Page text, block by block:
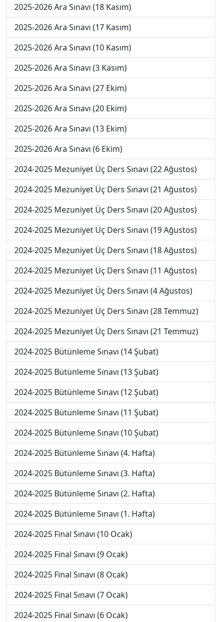
2025-2026 Ara Sınavı (18 Kasım)
2025-2026 Ara Sınavı (17 Kasım)
2025-2026 Ara Sınavı (10 Kasım)
2025-2026 Ara Sınavı (3 Kasım)
2025-2026 Ara Sınavı (27 Ekim)
2025-2026 Ara Sınavı (20 Ekim)
2025-2026 Ara Sınavı (13 Ekim)
2025-2026 Ara Sınavı (6 Ekim)
2024-2025 Mezuniyet Üç Ders Sınavı (22 Ağustos)
2024-2025 Mezuniyet Üç Ders Sınavı (21 Ağustos)
2024-2025 Mezuniyet Üç Ders Sınavı (20 Ağustos)
2024-2025 Mezuniyet Üç Ders Sınavı (19 Ağustos)
2024-2025 Mezuniyet Üç Ders Sınavı (18 Ağustos)
2024-2025 Mezuniyet Üç Ders Sınavı (11 Ağustos)
2024-2025 Mezuniyet Üç Ders Sınavı (4 Ağustos)
2024-2025 Mezuniyet Üç Ders Sınavı (28 Temmuz)
2024-2025 Mezuniyet Üç Ders Sınavı (21 Temmuz)
2024-2025 Bütünleme Sınavı (14 Şubat)
2024-2025 Bütünleme Sınavı (13 Şubat)
2024-2025 Bütünleme Sınavı (12 Şubat)
2024-2025 Bütünleme Sınavı (11 Şubat)
2024-2025 Bütünleme Sınavı (10 Şubat)
2024-2025 Bütünleme Sınavı (4. Hafta)
2024-2025 Bütünleme Sınavı (3. Hafta)
2024-2025 Bütünleme Sınavı (2. Hafta)
2024-2025 Bütünleme Sınavı (1. Hafta)
2024-2025 Final Sınavı (10 Ocak)
2024-2025 Final Sınavı (9 Ocak)
2024-2025 Final Sınavı (8 Ocak)
2024-2025 Final Sınavı (7 Ocak)
2024-2025 Final Sınavı (6 Ocak)